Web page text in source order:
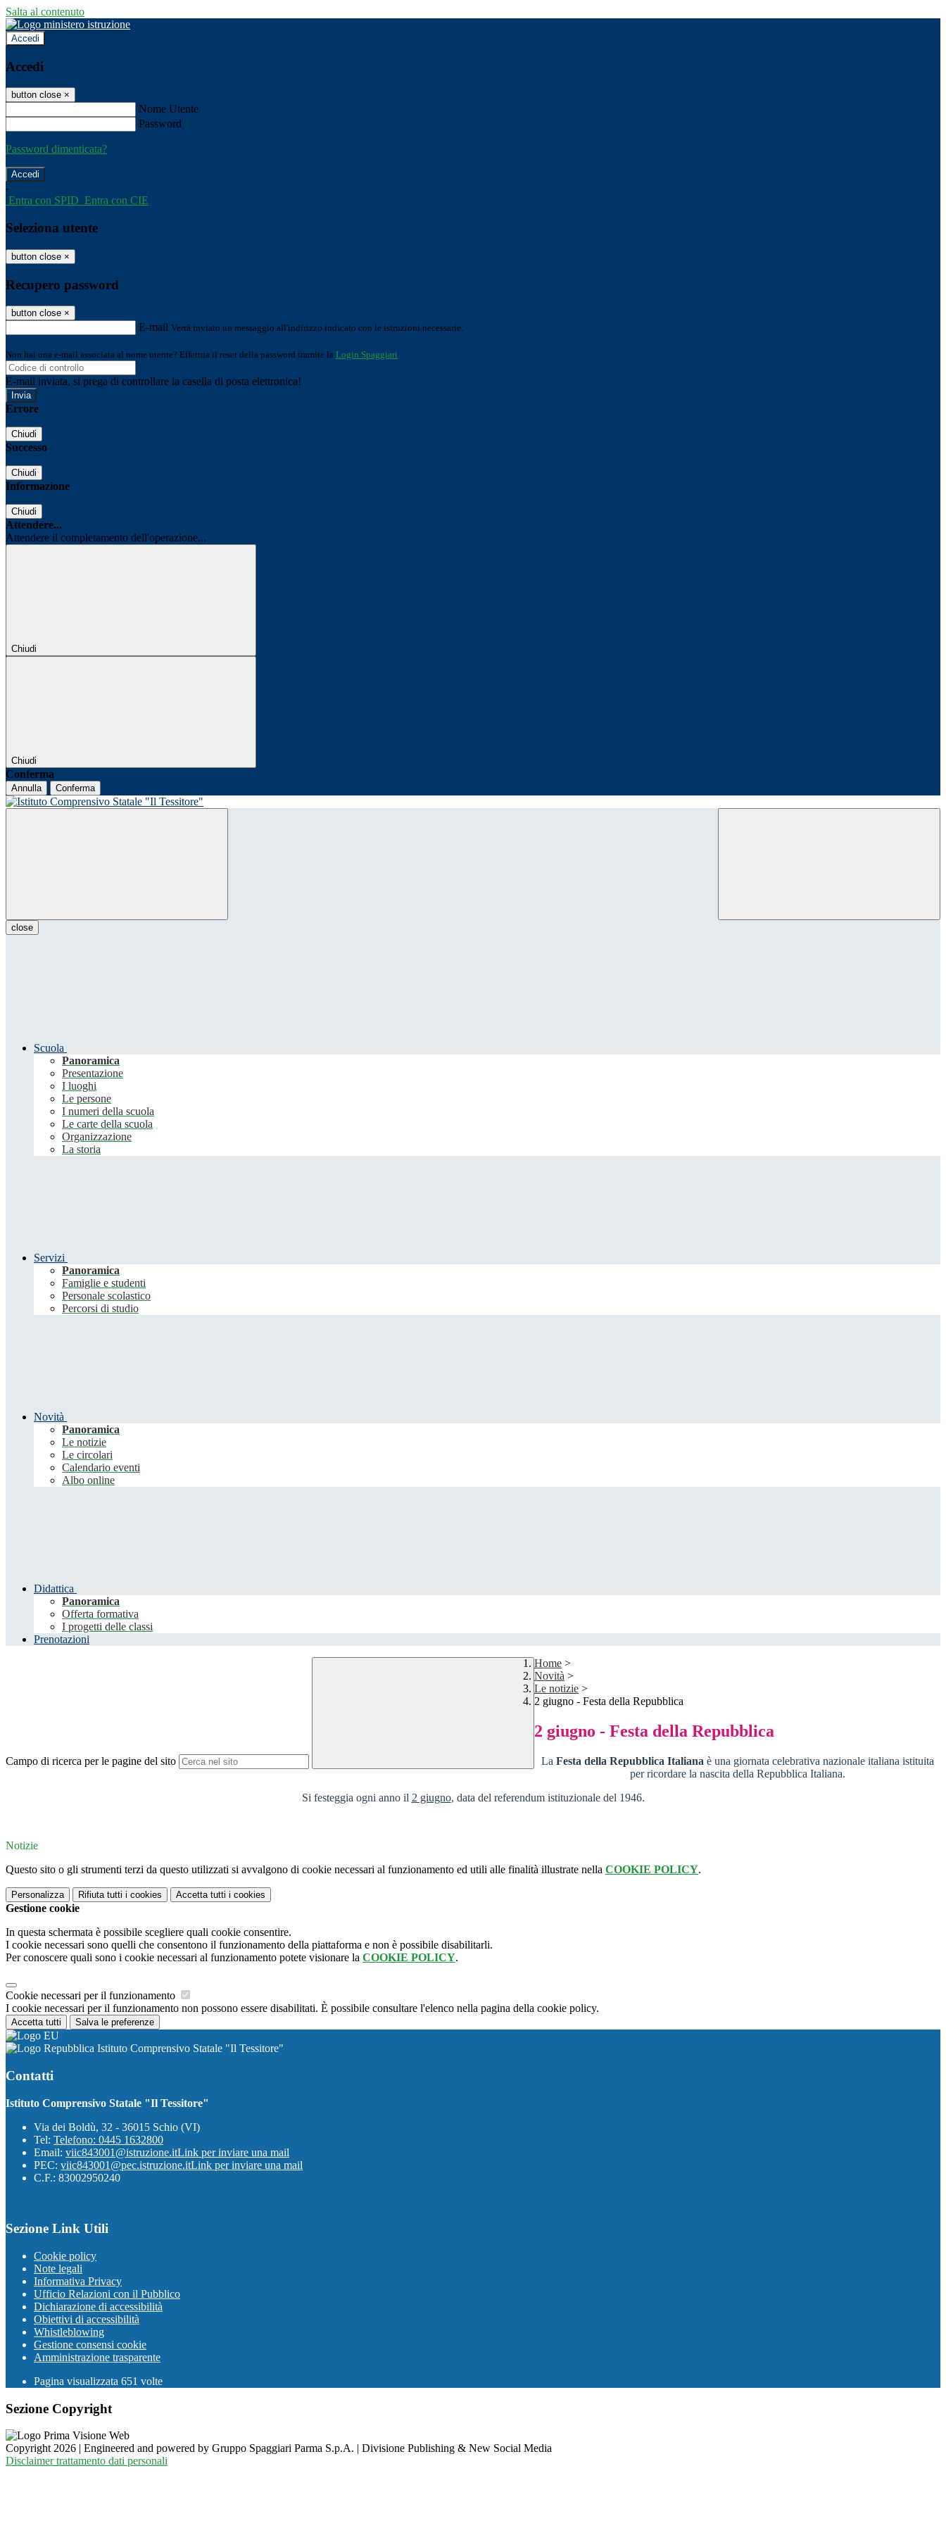
Salta al contenuto
Accedi
Accedi
button close ×
Nome Utente
Password
Password dimenticata?
-
Entra con SPID Entra con CIE
Seleziona utente
button close ×
Recupero password
button close ×
E-mail Verrà inviato un messaggio all'indirizzo indicato con le istruzioni necessarie.
Non hai una e-mail associata al nome utente? Effettua il reset della password tramite la Login Spaggiari
E-mail inviata, si prega di controllare la casella di posta elettronica!
Errore
Chiudi
Successo
Chiudi
Informazione
Chiudi
Attendere...
Attendere il completamento dell'operazione...
Chiudi
Chiudi
Conferma
Annulla Conferma
close
Scuola
Panoramica
Presentazione
I luoghi
Le persone
I numeri della scuola
Le carte della scuola
Organizzazione
La storia
Servizi
Panoramica
Famiglie e studenti
Personale scolastico
Percorsi di studio
Novità
Panoramica
Le notizie
Le circolari
Calendario eventi
Albo online
Didattica
Panoramica
Offerta formativa
I progetti delle classi
Prenotazioni
Campo di ricerca per le pagine del sito
Home >
Novità >
Le notizie >
2 giugno - Festa della Repubblica
2 giugno - Festa della Repubblica
La Festa della Repubblica Italiana è una giornata celebrativa nazionale italiana istituita
per ricordare la nascita della Repubblica Italiana.
Si festeggia ogni anno il 2 giugno, data del referendum istituzionale del 1946.
Notizie
Questo sito o gli strumenti terzi da questo utilizzati si avvalgono di cookie necessari al funzionamento ed utili alle finalità illustrate nella COOKIE POLICY.
Personalizza Rifiuta tutti i cookies Accetta tutti i cookies
Gestione cookie
In questa schermata è possibile scegliere quali cookie consentire.
I cookie necessari sono quelli che consentono il funzionamento della piattaforma e non è possibile disabilitarli.
Per conoscere quali sono i cookie necessari al funzionamento potete visionare la COOKIE POLICY.
Cookie necessari per il funzionamento
I cookie necessari per il funzionamento non possono essere disabilitati. È possibile consultare l'elenco nella pagina della cookie policy.
Accetta tutti Salva le preferenze
Istituto Comprensivo Statale "Il Tessitore"
Contatti
Istituto Comprensivo Statale "Il Tessitore"
Via dei Boldù, 32 - 36015 Schio (VI)
Tel: Telefono: 0445 1632800
Email: viic843001@istruzione.itLink per inviare una mail
PEC: viic843001@pec.istruzione.itLink per inviare una mail
C.F.: 83002950240
Sezione Link Utili
Cookie policy
Note legali
Informativa Privacy
Ufficio Relazioni con il Pubblico
Dichiarazione di accessibilità
Obiettivi di accessibilità
Whistleblowing
Gestione consensi cookie
Amministrazione trasparente
Pagina visualizzata 651 volte
Sezione Copyright
Copyright 2026 | Engineered and powered by Gruppo Spaggiari Parma S.p.A. | Divisione Publishing & New Social Media
Disclaimer trattamento dati personali